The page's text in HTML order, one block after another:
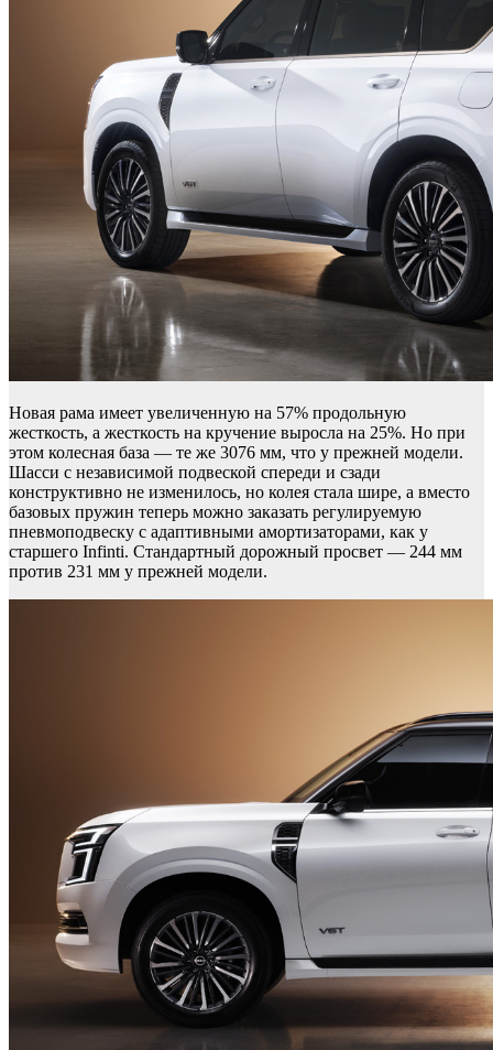
Новая рама имеет увеличенную на 57% продольную
жесткость, а жесткость на кручение выросла на 25%. Но при
этом колесная база — те же 3076 мм, что у прежней модели.
Шасси с независимой подвеской спереди и сзади
конструктивно не изменилось, но колея стала шире, а вместо
базовых пружин теперь можно заказать регулируемую
пневмоподвеску с адаптивными амортизаторами, как у
старшего Infinti. Стандартный дорожный просвет — 244 мм
против 231 мм у прежней модели.